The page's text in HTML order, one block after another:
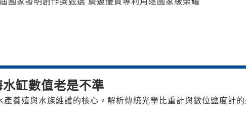
缸數值老是不準
產養殖與水族維護的核心。解析傳統光學比重計與數位鹽度計